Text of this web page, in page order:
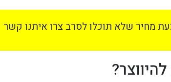
מחיר שלא תוכלו לסרב צרו איתנו קשר